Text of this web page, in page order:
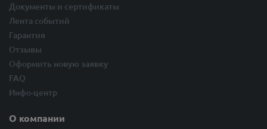
Документы и сертификаты
Лента событий
Гарантия
Отзывы
Оформить новую заявку
FAQ
Инфо-центр
О компании